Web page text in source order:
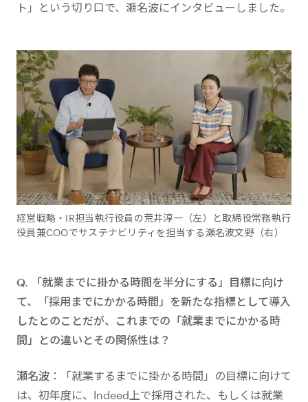
ト」という切り口で、瀬名波にインタビューしました。
経営戦略・IR担当執行役員の荒井淳一（左）と取締役常務執行
役員兼COOでサステナビリティを担当する瀬名波文野（右）
Q. 「就業までに掛かる時間を半分にする」目標に向け
て、「採用までにかかる時間」を新たな指標として導入
したとのことだが、これまでの「就業までにかかる時
間」との違いとその関係性は？
瀬名波 ：「就業するまでに掛かる時間」の目標に向けて
は、初年度に、Indeed上で採用された、もしくは就業